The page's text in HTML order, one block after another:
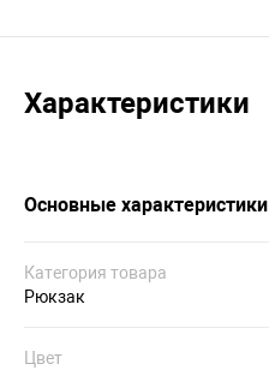
Характеристики
Основные характеристики
Категория товара
Рюкзак
Цвет